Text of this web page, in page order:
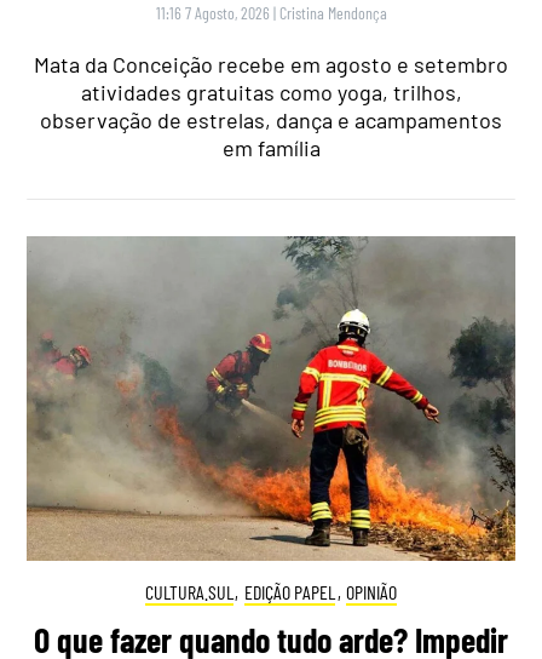
11:16 7 Agosto, 2026 | Cristina Mendonça
Mata da Conceição recebe em agosto e setembro
atividades gratuitas como yoga, trilhos,
observação de estrelas, dança e acampamentos
em família
CULTURA.SUL , EDIÇÃO PAPEL , OPINIÃO
O que fazer quando tudo arde? Impedir